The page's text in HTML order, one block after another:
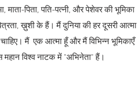
पिता, पति-पत्नी, और पेशेवर की भूमिका
ख़ुशी के हैं। मैं दुनिया की हर दूसरी आत्मा
मैं एक आत्मा हूँ और मैं विभिन्न भूमिकाएँ
विश्व नाटक में "अभिनेता" हैं।